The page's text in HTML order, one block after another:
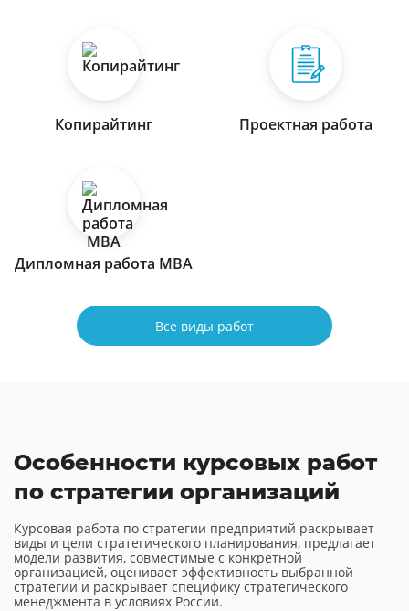
Копирайтинг Проектная работа
Дипломная работа МВА
Все виды работ
Особенности курсовых работ
по стратегии организаций
Курсовая работа по стратегии предприятий раскрывает
виды и цели стратегического планирования, предлагает
модели развития, совместимые с конкретной
организацией, оценивает эффективность выбранной
стратегии и раскрывает специфику стратегического
менеджмента в условиях России.